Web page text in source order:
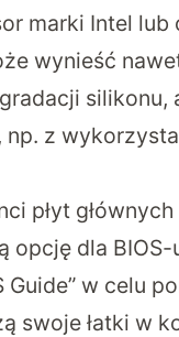
marki Intel
wynieść
silikonu,
z
płyt
dla BIOS-
Guide” w celu
swoje łatki w